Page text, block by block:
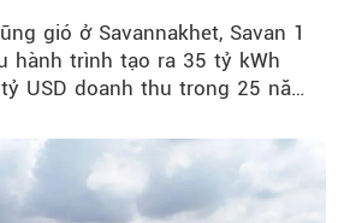
gió ở Savannakhet, Savan 1
hành trình tạo ra 35 tỷ kWh
USD doanh thu trong 25 năm